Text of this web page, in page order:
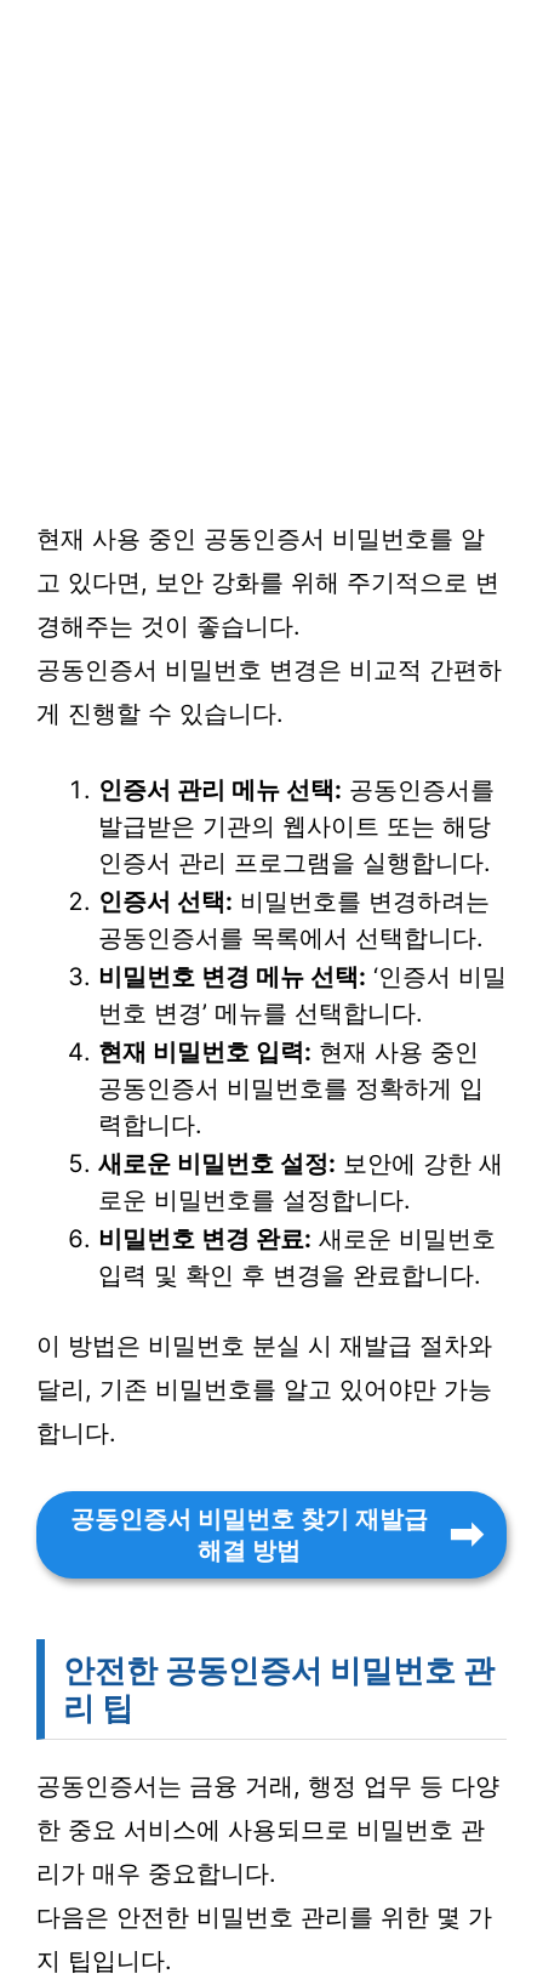
현재 사용 중인 공동인증서 비밀번호를 알
고 있다면, 보안 강화를 위해 주기적으로 변
경해주는 것이 좋습니다.
공동인증서 비밀번호 변경은 비교적 간편하
게 진행할 수 있습니다.
인증서 관리 메뉴 선택: 공동인증서를
발급받은 기관의 웹사이트 또는 해당
인증서 관리 프로그램을 실행합니다.
인증서 선택: 비밀번호를 변경하려는
공동인증서를 목록에서 선택합니다.
비밀번호 변경 메뉴 선택: ‘인증서 비밀
번호 변경’ 메뉴를 선택합니다.
현재 비밀번호 입력: 현재 사용 중인
공동인증서 비밀번호를 정확하게 입
력합니다.
새로운 비밀번호 설정: 보안에 강한 새
로운 비밀번호를 설정합니다.
비밀번호 변경 완료: 새로운 비밀번호
입력 및 확인 후 변경을 완료합니다.
이 방법은 비밀번호 분실 시 재발급 절차와
달리, 기존 비밀번호를 알고 있어야만 가능
합니다.
공동인증서 비밀번호 찾기 재발급
해결 방법
안전한 공동인증서 비밀번호 관
리 팁
공동인증서는 금융 거래, 행정 업무 등 다양
한 중요 서비스에 사용되므로 비밀번호 관
리가 매우 중요합니다.
다음은 안전한 비밀번호 관리를 위한 몇 가
지 팁입니다.